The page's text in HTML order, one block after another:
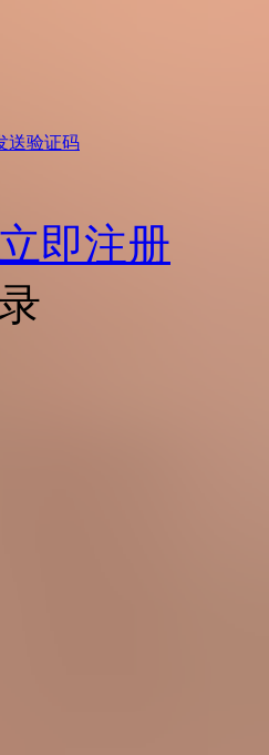
送验证码
立即注册